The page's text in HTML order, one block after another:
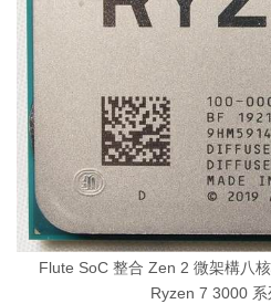
Flute SoC 整合 Zen 2 微架構八
Ryzen 7 3000 系